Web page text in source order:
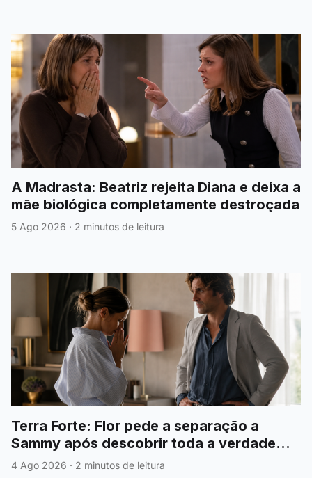
A Madrasta: Beatriz rejeita Diana e deixa a
mãe biológica completamente destroçada
5 Ago 2026 · 2 minutos de leitura
Terra Forte: Flor pede a separação a
Sammy após descobrir toda a verdade
sobre António
4 Ago 2026 · 2 minutos de leitura